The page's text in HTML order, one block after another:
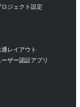
クト設定
イアウト
認証アプリ